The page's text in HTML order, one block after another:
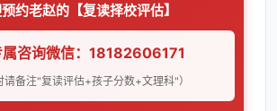
约老赵的【复读择校评估】
咨询微信：18182606171
请备注"复读评估+孩子分数+文理科"）